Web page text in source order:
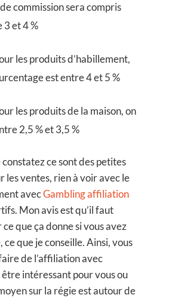
commission sera compris
3 et 4 %
les produits d’habillement,
est entre 4 et 5 %
les produits de la maison, on
2,5 % et 3,5 %
ce sont des petites
les ventes, rien à voir avec le
avecGambling affiliation
Mon avis est qu’il faut
que ça donne si vous avez
ce que je conseille. Ainsi, vous
de l’affiliation avec
intéressant pour vous ou
sur la régie est autour de